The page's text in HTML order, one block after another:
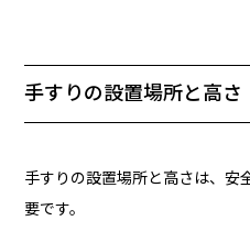
手すりの設置場所と高さ
手すりの設置場所と高さは、安
要です。